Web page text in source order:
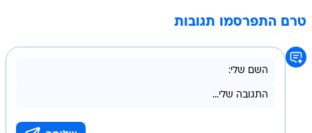
טרם התפרסמו תגובות